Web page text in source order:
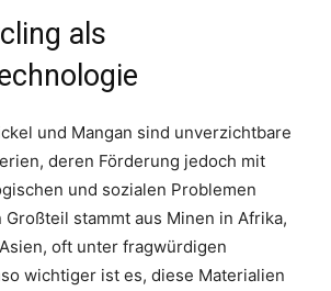
als
und Mangan sind unverzichtbare
deren Förderung jedoch mit
und sozialen Problemen
stammt aus Minen in Afrika,
oft unter fragwürdigen
wichtiger ist es, diese Materialien